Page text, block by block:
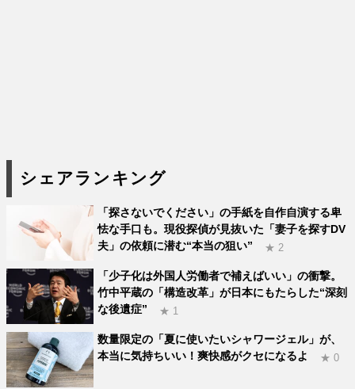
シェアランキング
「探さないでください」の手紙を自作自演する卑
怯な手口も。現役探偵が見抜いた「妻子を探すDV
夫」の依頼に潜む“本当の狙い”
★ 2
「少子化は外国人労働者で補えばいい」の衝撃。
竹中平蔵の「構造改革」が日本にもたらした“深刻
な後遺症”
★ 1
数量限定の「夏に使いたいシャワージェル」が、
本当に気持ちいい！爽快感がクセになるよ
★ 0